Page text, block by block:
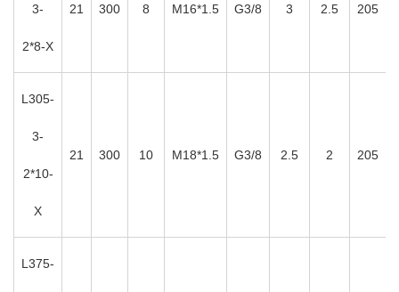
3-
2*8-X
21 300 8 M16*1.5 G3/8 3 2.5 205
L305-
3-
2*10-
X
21 300 10 M18*1.5 G3/8 2.5 2 205
L375-